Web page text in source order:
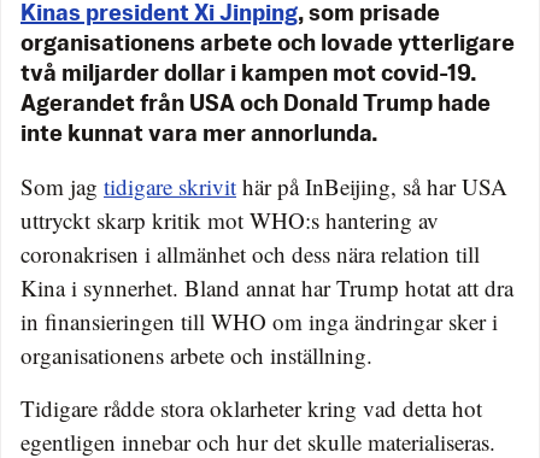
Kinas president Xi Jinping, som prisade
organisationens arbete och lovade ytterligare
två miljarder dollar i kampen mot covid-19.
Agerandet från USA och Donald Trump hade
inte kunnat vara mer annorlunda.
Som jag tidigare skrivit här på InBeijing, så har USA
uttryckt skarp kritik mot WHO:s hantering av
coronakrisen i allmänhet och dess nära relation till
Kina i synnerhet. Bland annat har Trump hotat att dra
in finansieringen till WHO om inga ändringar sker i
organisationens arbete och inställning.
Tidigare rådde stora oklarheter kring vad detta hot
egentligen innebar och hur det skulle materialiseras.